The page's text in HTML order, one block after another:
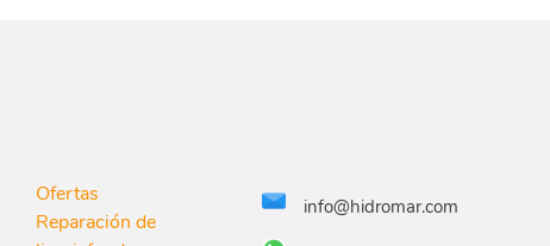
Ofertas
Reparación de
info@hidromar.com